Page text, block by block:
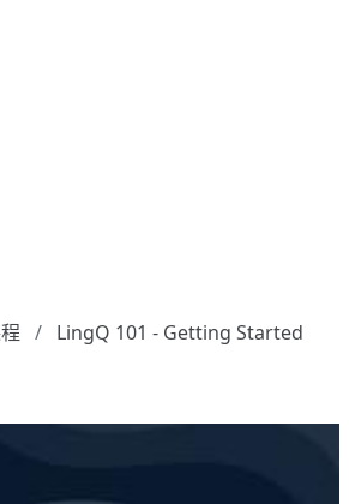
LingQ 101 - Getting Started